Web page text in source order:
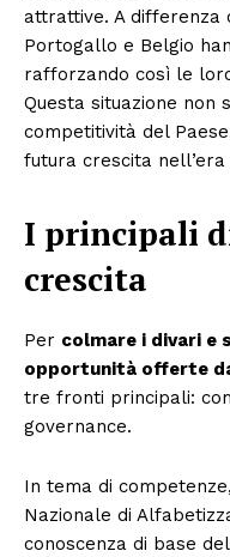
attrattive. A differenza
Portogallo e Belgio
rafforzando così le
Questa situazione non
competitività del
futura crescita nell’era
I principali
crescita
Per colmare i divari e
opportunità offerte
tre fronti principali:
governance.
In tema di
Nazionale di
conoscenza di base